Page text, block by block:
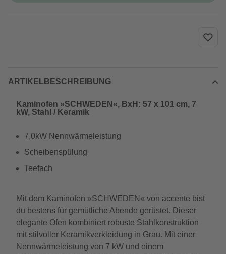
ARTIKELBESCHREIBUNG
Kaminofen »SCHWEDEN«, BxH: 57 x 101 cm, 7
kW, Stahl / Keramik
7,0kW Nennwärmeleistung
Scheibenspülung
Teefach
Mit dem Kaminofen »SCHWEDEN« von accente bist
du bestens für gemütliche Abende gerüstet. Dieser
elegante Ofen kombiniert robuste Stahlkonstruktion
mit stilvoller Keramikverkleidung in Grau. Mit einer
Nennwärmeleistung von 7 kW und einem